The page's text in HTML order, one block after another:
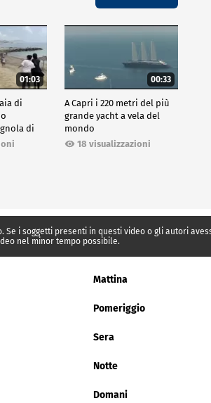
01:03
di
di
00:33
A Capri i 220 metri del più
grande yacht a vela del
mondo
18 visualizzazioni
i soggetti presenti in questi video o gli autori
nel minor tempo possibile.
Mattina
Pomeriggio
Sera
Notte
Domani